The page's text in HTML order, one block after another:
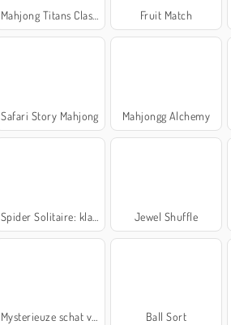
Fruit Match
Safari Story Mahjong Mahjongg Alchemy
Jewel Shuffle
Mysterieuze schat van de zee Ball Sort